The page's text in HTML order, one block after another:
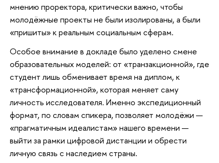
мнению проректора, критически важно, чтобы
молодёжные проекты не были изолированы, а были
«пришиты» к реальным социальным сферам.
Особое внимание в докладе было уделено смене
образовательных моделей: от «транзакционной», где
студент лишь обменивает время на диплом, к
«трансформационной», которая меняет саму
личность исследователя. Именно экспедиционный
формат, по словам спикера, позволяет молодёжи —
«прагматичным идеалистам» нашего времени —
выйти за рамки цифровой дистанции и обрести
личную связь с наследием страны.